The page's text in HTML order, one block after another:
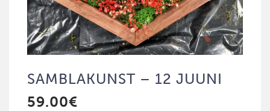
SAMBLAKUNST – 12 JUUNI
59.00€